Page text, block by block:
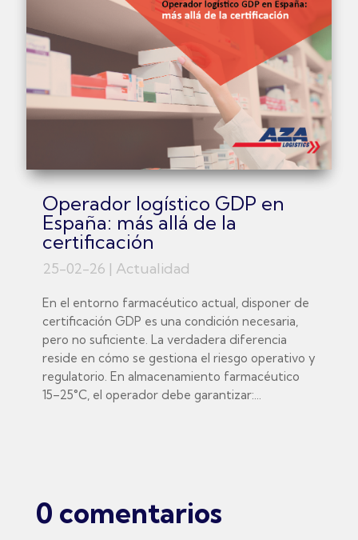
Operador logístico GDP en
España: más allá de la
certificación
25-02-26 | Actualidad
En el entorno farmacéutico actual, disponer de
certificación GDP es una condición necesaria,
pero no suficiente. La verdadera diferencia
reside en cómo se gestiona el riesgo operativo y
regulatorio. En almacenamiento farmacéutico
15–25°C, el operador debe garantizar:...
0 comentarios